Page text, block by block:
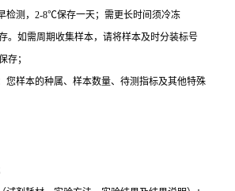
检测， 2-8℃保存一天；需更长时间须冷冻
。如需周期收集样本，请将样本及时分装标号
存；
您样本的种属、样本数量、待测指标及其他特殊